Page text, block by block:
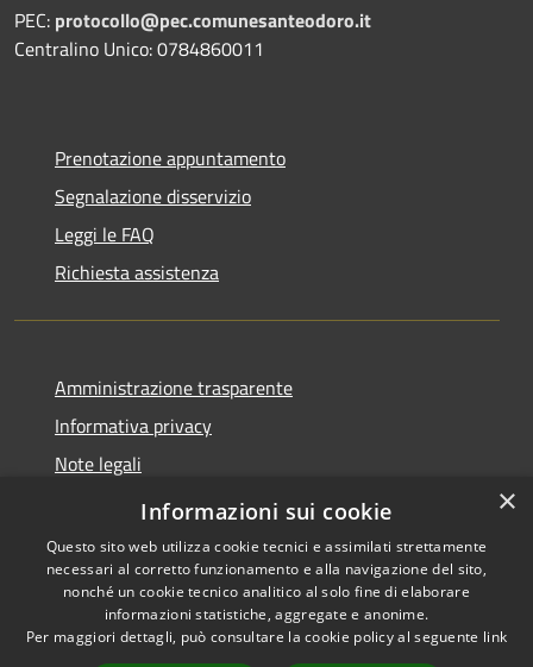
PEC: protocollo@pec.comunesanteodoro.it
Centralino Unico: 0784860011
Prenotazione appuntamento
Segnalazione disservizio
Leggi le FAQ
Richiesta assistenza
Amministrazione trasparente
Informativa privacy
Note legali
Dichiarazione di accessibilità
Accessibilità
Copyright © 2026 • Comune di
San Teodoro • Powered by
×
Informazioni sui cookie
Questo sito web utilizza cookie tecnici e assimilati strettamente
necessari al corretto funzionamento e alla navigazione del sito,
nonché un cookie tecnico analitico al solo fine di elaborare
informazioni statistiche, aggregate e anonime.
Per maggiori dettagli, può consultare la cookie policy al seguente link